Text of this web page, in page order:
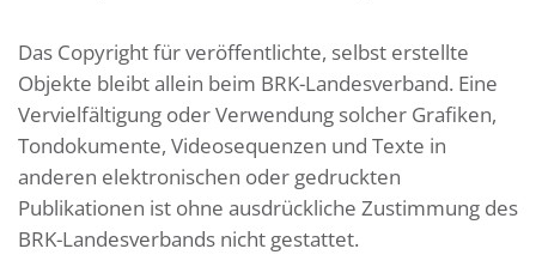
Das Copyright für veröffentlichte, selbst erstellte
Objekte bleibt allein beim BRK-Landesverband. Eine
Vervielfältigung oder Verwendung solcher Grafiken,
Tondokumente, Videosequenzen und Texte in
anderen elektronischen oder gedruckten
Publikationen ist ohne ausdrückliche Zustimmung des
BRK-Landesverbands nicht gestattet.